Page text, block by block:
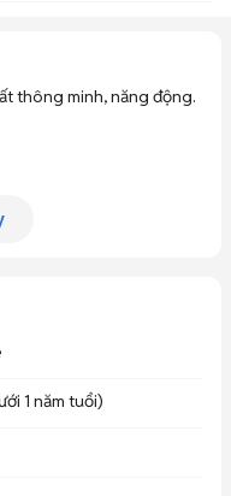
thông minh, năng động.
1 năm tuổi)